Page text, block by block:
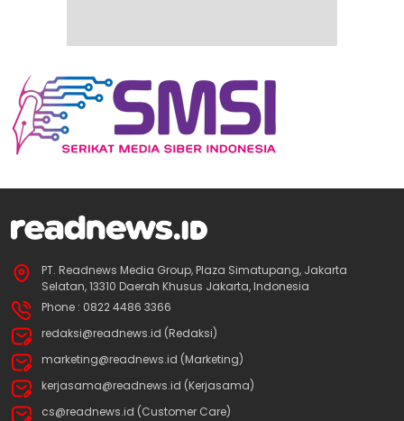
PT. Readnews Media Group, Plaza Simatupang, Jakarta
Selatan, 13310 Daerah Khusus Jakarta, Indonesia
Phone : 0822 4486 3366
redaksi@readnews.id (Redaksi)
marketing@readnews.id (Marketing)
kerjasama@readnews.id (Kerjasama)
cs@readnews.id (Customer Care)